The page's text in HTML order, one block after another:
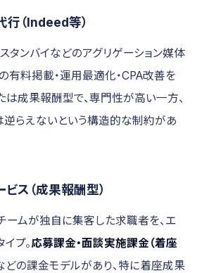
（Indeed等）
タンバイなどのアグリゲーション媒体
有料掲載・運用最適化・CPA改善を
は成果報酬型で、専門性が高い一方、
らえないという構造的な制約があ
ス（成果報酬型）
ームが独自に集客した求職者を、エ
プ。応募課金・面談実施課金（着座
どの課金モデルがあり、特に着座成果